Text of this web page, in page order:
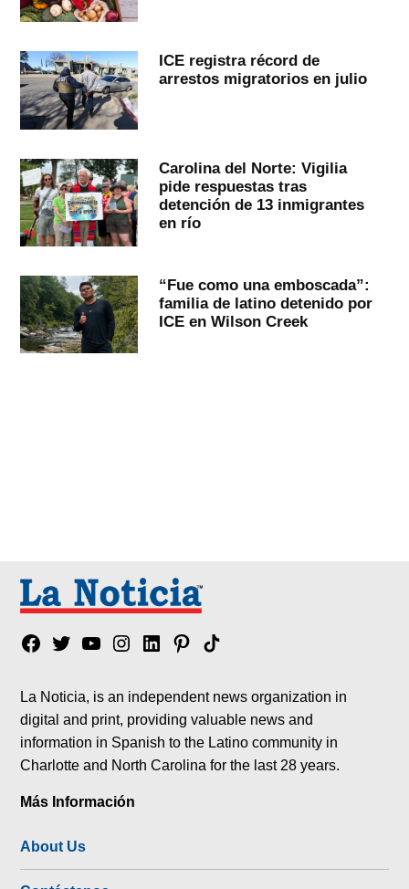
ICE registra récord de
arrestos migratorios en julio
Carolina del Norte: Vigilia
pide respuestas tras
detención de 13 inmigrantes
en río
“Fue como una emboscada”:
familia de latino detenido por
ICE en Wilson Creek
Facebook
TwitterYouTubeInstagram
LinkedinPinterest
Tik
La Noticia, is an independent news organization in
digital and print, providing valuable news and
information in Spanish to the Latino community in
Charlotte and North Carolina for the last 28 years.
Más Información
About Us